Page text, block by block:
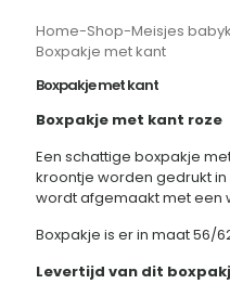
Home-Shop-Meisjes
Boxpakje met kant
Boxpakje met kant
Boxpakje met kant roze
Een schattige boxpakje
kroontje worden gedrukt
wordt afgemaakt met een
Boxpakje is er in maat 56/
Levertijd van dit